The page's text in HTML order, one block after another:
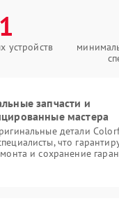
устройств
запчасти и
мастера
детали
что
и сохранение